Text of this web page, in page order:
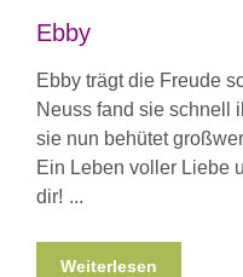
Ebby
Ebby trägt die Freude
Neuss fand sie schnell
sie nun behütet
Ein Leben voller Liebe
dir!
Weiterlesen